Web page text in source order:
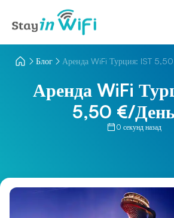
Блог Аренда WiFi Турция: IST
Аренда WiFi
5,50 €/
0 секунд назад